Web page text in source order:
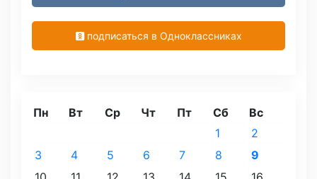
подписаться в Одноклассниках
Пн Вт Ср Чт Пт Сб Вс
1
2
3
4 5 6 7 8
9